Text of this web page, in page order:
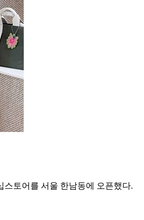
스토어를 서울 한남동에 오픈했다.